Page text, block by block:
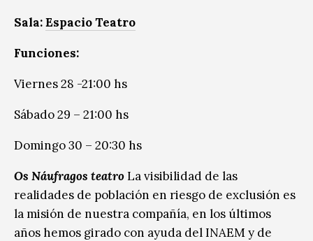
Sala:Espacio Teatro
Funciones:
Viernes 28 -21:00 hs
Sábado 29 – 21:00 hs
Domingo 30 – 20:30 hs
Os Náufragos teatroLa visibilidad de las
realidades de población en riesgo de exclusión es
la misión de nuestra compañía, en los últimos
años hemos girado con ayuda del INAEM y de